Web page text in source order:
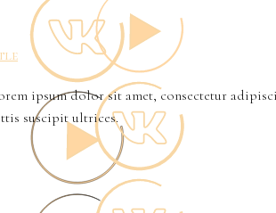
ipsum dolor sit amet, consectetur
suscipit ultrices.